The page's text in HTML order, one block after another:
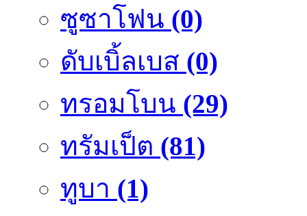
ซูซาโฟน (0)
ดับเบิ้ลเบส (0)
ทรอมโบน (29)
ทรัมเป็ต (81)
ทูบา (1)